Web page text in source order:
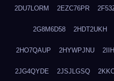
2DU7LORM 2EZC76PR
2G8M6D58 2HDT2UKH
2HO7QAUP 2HYWPJNU
2JG4QYDE 2JSJLGSQ